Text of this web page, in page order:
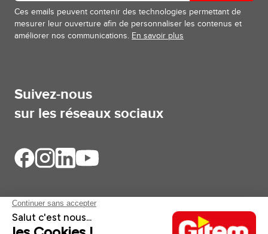
Ces emails peuvent contenir des technologies permettant de
mesurer leur ouverture afin de personnaliser les contenus et
améliorer nos communications. En savoir plus
Suivez-nous
sur les réseaux sociaux